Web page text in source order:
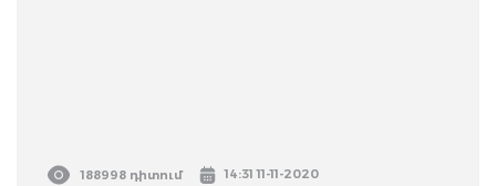
188998 դիտում 14:31 11-11-2020